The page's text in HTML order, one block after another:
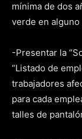
mínima de dos
verde en
-Presentar la
“Listado de
trabajadores
para cada
talles de